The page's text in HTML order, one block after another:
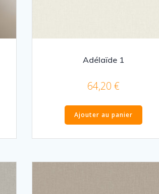
Adélaïde 1
64,20€
Ajouter au panier